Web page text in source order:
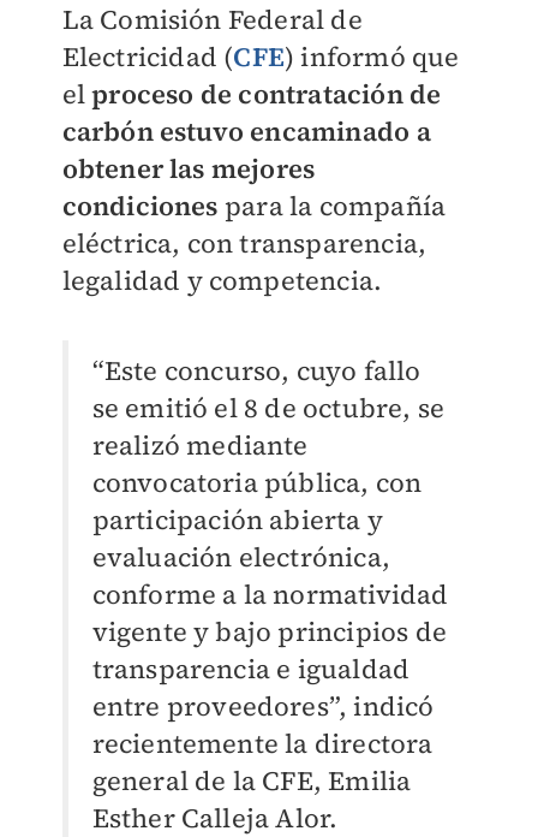
La Comisión Federal de
Electricidad (CFE) informó que
elproceso de contratación de
carbón estuvo encaminado a
obtener las mejores
condiciones para la compañía
eléctrica, con transparencia,
legalidad y competencia.
“Este concurso, cuyo fallo
se emitió el 8 de octubre, se
realizó mediante
convocatoria pública, con
participación abierta y
evaluación electrónica,
conforme a la normatividad
vigente y bajo principios de
transparencia e igualdad
entre proveedores”, indicó
recientemente la directora
general de la CFE, Emilia
Esther Calleja Alor.